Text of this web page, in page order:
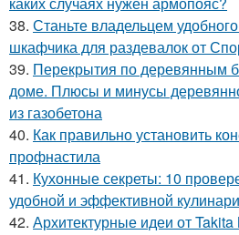
38. Станьте владельцем
шкафчика для раздевалок от
39. Перекрытия по деревянным
доме. Плюсы и минусы
из газобетона
40. Как правильно установить
профнастила
41. Кухонные секреты: 10
удобной и эффективной
42. Архитектурные идеи от